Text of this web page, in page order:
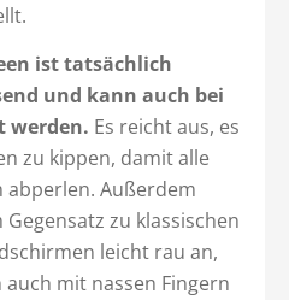
ist tatsächlich
und kann auch bei
werden. Es reicht aus, es
zu kippen, damit alle
abperlen. Außerdem
zu klassischen
leicht rau an,
auch mit nassen Fingern